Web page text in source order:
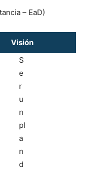
– EaD)
Visión
S
e
r
u
n
pl
a
n
d